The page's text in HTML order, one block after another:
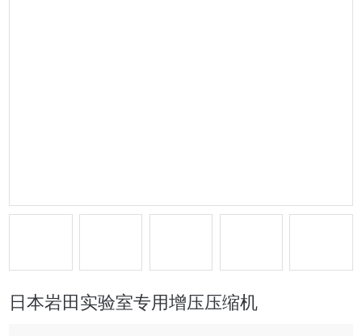
日本岩田实验室专用增压压缩机